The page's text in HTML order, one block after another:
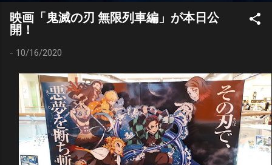
映画「鬼滅の刃 無限列車編」が本日公
開！
- 10/16/2020